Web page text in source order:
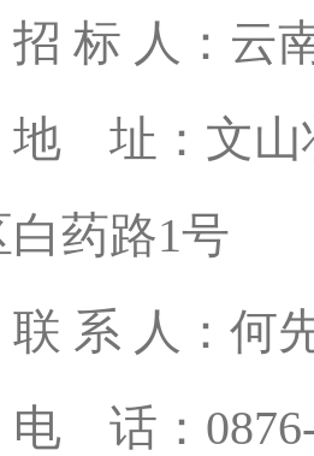
人：云南
地 址：文山
白药路1号
联 系 人：何
电 话：0876-